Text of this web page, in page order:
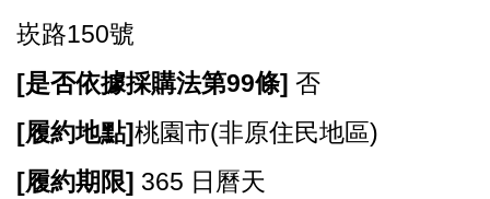
崁路150號
[是否依據採購法第99條] 否
[履約地點]桃園市(非原住民地區)
[履約期限] 365 日曆天